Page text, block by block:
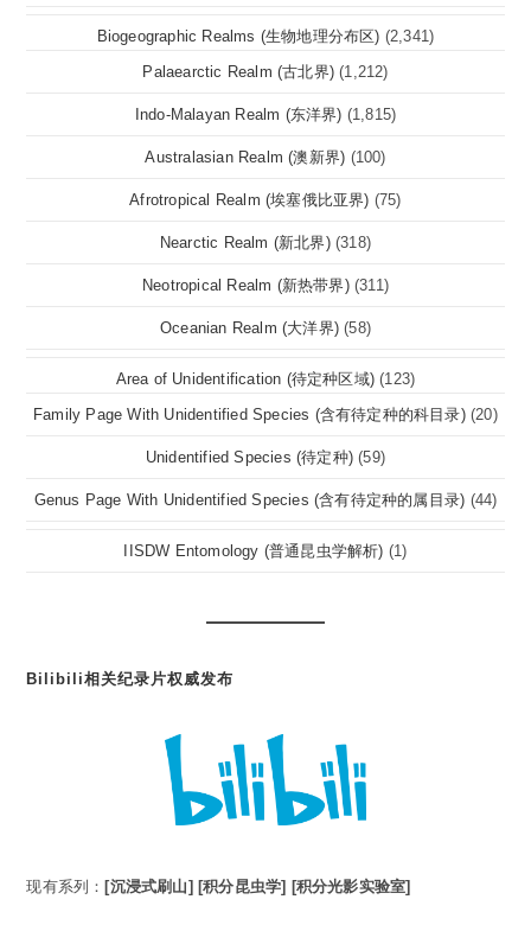
Biogeographic Realms (生物地理分布区) (2,341)
Palaearctic Realm (古北界) (1,212)
Indo-Malayan Realm (东洋界) (1,815)
Australasian Realm (澳新界) (100)
Afrotropical Realm (埃塞俄比亚界) (75)
Nearctic Realm (新北界) (318)
Neotropical Realm (新热带界) (311)
Oceanian Realm (大洋界) (58)
Area of Unidentification (待定种区域) (123)
Family Page With Unidentified Species (含有待定种的科目录) (20)
Unidentified Species (待定种) (59)
Genus Page With Unidentified Species (含有待定种的属目录) (44)
IISDW Entomology (普通昆虫学解析) (1)
Bilibili相关纪录片权威发布
现有系列： [沉浸式刷山] [积分昆虫学] [积分光影实验室]